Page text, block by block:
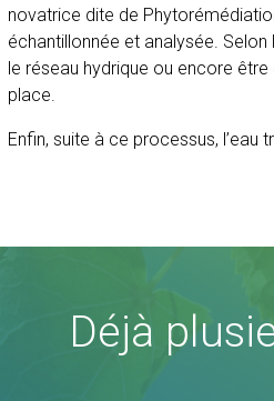
novatrice dite de
échantillonnée et analysée.
le réseau hydrique ou encore
place.
Enfin, suite à ce processus, l’eau
Déjà